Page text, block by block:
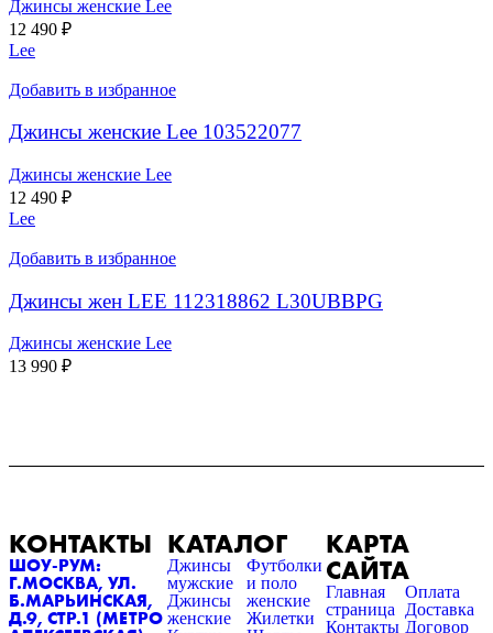
Джинсы женские Lee
12 490 ₽
Lee
Добавить в избранное
Джинсы женские Lee 103522077
Джинсы женские Lee
12 490 ₽
Lee
Добавить в избранное
Джинсы жен LEE 112318862 L30UBBPG
Джинсы женские Lee
13 990 ₽
КОНТАКТЫ
ШОУ-РУМ:
Г.МОСКВА, УЛ.
Б.МАРЬИНСКАЯ,
Д.9, СТР.1 (МЕТРО
КАТАЛОГ
Джинсы
мужские
Джинсы
женские
Футболки
и поло
женские
Жилетки
КАРТА
САЙТА
Главная
страница
Контакты
Оплата
Доставка
Договор